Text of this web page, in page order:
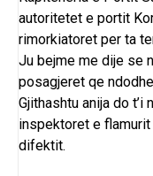
autoritetet e portit
rimorkiatoret per ta
Ju bejme me dije se
posagjeret qe
Gjithashtu anija do
inspektoret e
difektit.